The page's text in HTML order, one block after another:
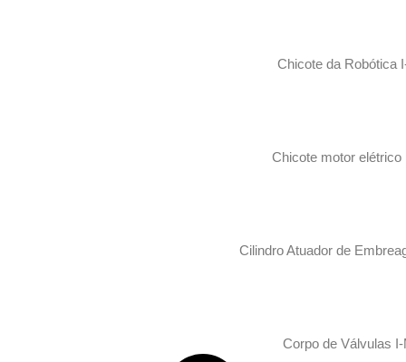
Chicote da Robótica
Chicote motor elétrico
Cilindro Atuador de
Corpo de Válvulas